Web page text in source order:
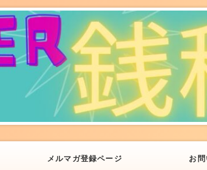
メルマガ登録ページ お